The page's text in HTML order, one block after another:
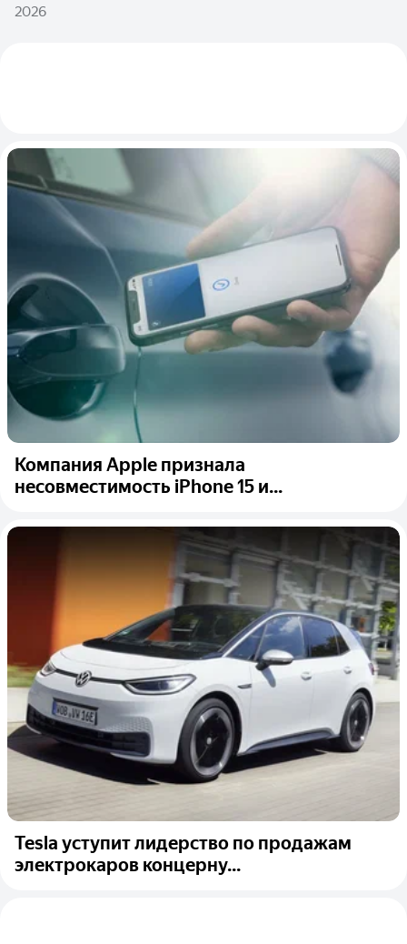
2026
Компания Apple признала
несовместимость iPhone 15 и...
Tesla уступит лидерство по продажам
электрокаров концерну...